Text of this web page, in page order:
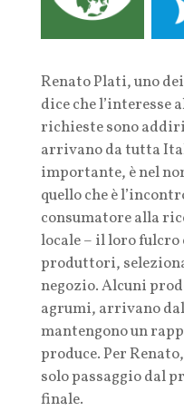
Renato Plati, uno
dice che l’interesse
richieste sono
arrivano da tutta
importante, è nel
quello che è
consumatore alla
locale – il loro
produttori,
negozio. Alcuni
agrumi, arrivano
mantengono un
produce. Per
solo passaggio dal
finale.